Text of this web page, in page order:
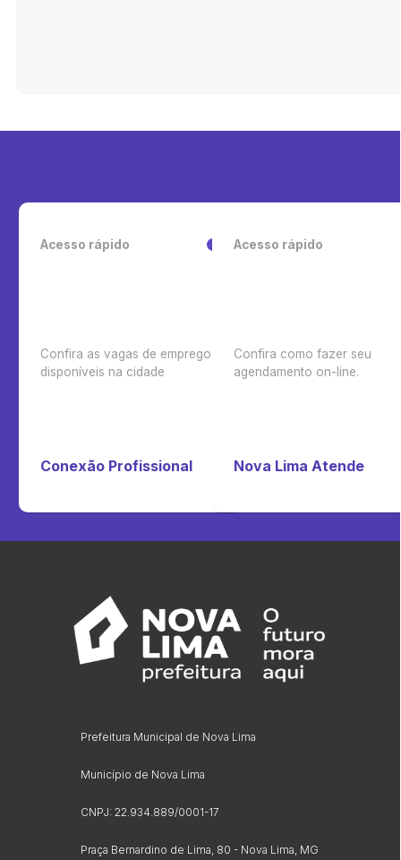
Acesso rápido
Confira as vagas de emprego
disponíveis na cidade
Conexão Profissional
Acesso rápido
Confira como fazer seu
agendamento on-line.
Nova Lima Atende
Prefeitura Municipal de Nova Lima
Município de Nova Lima
CNPJ: 22.934.889/0001-17
Praça Bernardino de Lima, 80 - Nova Lima, MG